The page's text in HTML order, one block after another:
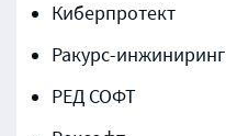
Киберпротект
Ракурс-инжиниринг
РЕД СОФТ